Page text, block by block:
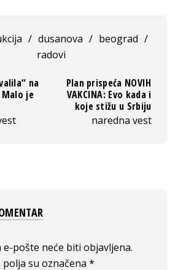
/ dusanova / beograd /
radovi
na
Malo je
Plan prispeća NOVIH
VAKCINA: Evo kada i
koje stižu u Srbiju
naredna vest
e-pošte neće biti objavljena.
polja su označena*